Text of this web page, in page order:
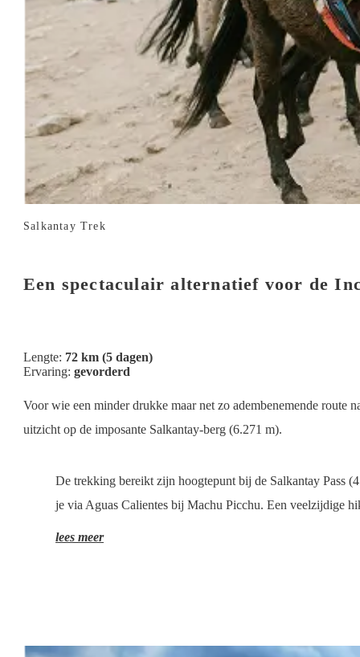
Salkantay Trek
Een spectaculair alternatief voor de
Lengte: 72 km (5 dagen)
Ervaring: gevorderd
Voor wie een minder drukke maar net zo adembenemende route
uitzicht op de imposante Salkantay-berg (6.271 m).
lees meer
De trekking bereikt zijn hoogtepunt bij de Salkantay Pass
je via Aguas Calientes bij Machu Picchu. Een veelzijdige